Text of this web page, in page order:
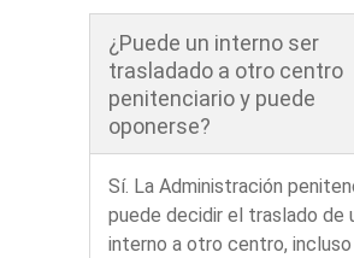
¿Puede un interno ser
trasladado a otro centro
penitenciario y puede
oponerse?
Sí. La Administración
puede decidir el traslado de
interno a otro centro, incluso